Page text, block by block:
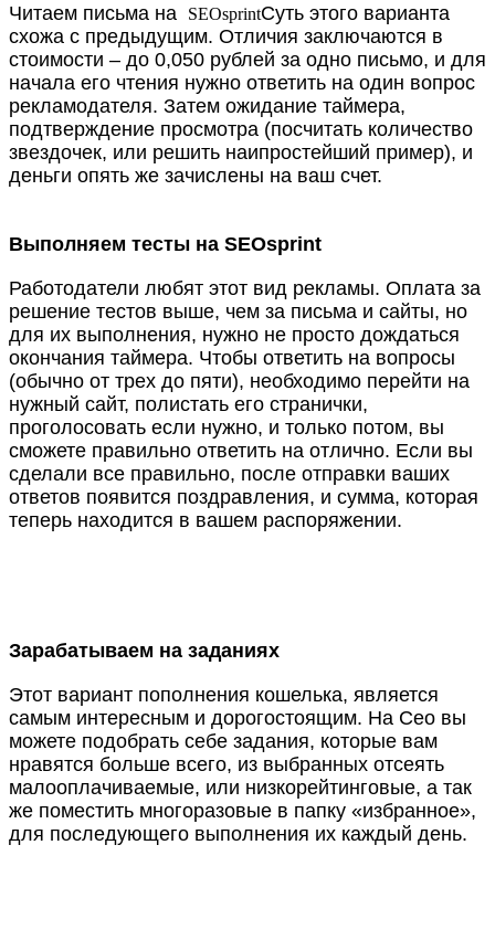
Читаем письма на
SEOsprintСуть этого варианта
схожа с предыдущим. Отличия заключаются в
стоимости – до 0,050 рублей за одно письмо, и для
начала его чтения нужно ответить на один вопрос
рекламодателя. Затем ожидание таймера,
подтверждение просмотра (посчитать количество
звездочек, или решить наипростейший пример), и
деньги опять же зачислены на ваш счет.
Выполняем тесты на SEOsprint
Работодатели любят этот вид рекламы. Оплата за
решение тестов выше, чем за письма и сайты, но
для их выполнения, нужно не просто дождаться
окончания таймера. Чтобы ответить на вопросы
(обычно от трех до пяти), необходимо перейти на
нужный сайт, полистать его странички,
проголосовать если нужно, и только потом, вы
сможете правильно ответить на отлично. Если вы
сделали все правильно, после отправки ваших
ответов появится поздравления, и сумма, которая
теперь находится в вашем распоряжении.
Зарабатываем на заданиях
Этот вариант пополнения кошелька, является
самым интересным и дорогостоящим. На Сео вы
можете подобрать себе задания, которые вам
нравятся больше всего, из выбранных отсеять
малооплачиваемые, или низкорейтинговые, а так
же поместить многоразовые в папку «избранное»,
для последующего выполнения их каждый день.